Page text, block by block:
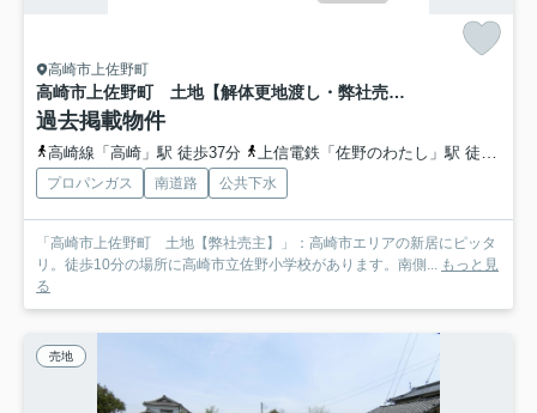
高崎市上佐野町
高崎市上佐野町 土地【解体更地渡し・弊社売主】
過去掲載物件
高崎線「高崎」駅 徒歩37分 上信電鉄「佐野のわたし」駅 徒歩14分
プロパンガス 南道路 公共下水
「高崎市上佐野町 土地【弊社売主】」：高崎市エリアの新居にピッタ
リ。徒歩10分の場所に高崎市立佐野小学校があります。南側... もっと見
る
売地